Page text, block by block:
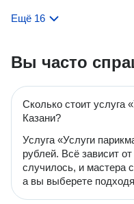
Ещё 16
Вы часто
Сколько стоит услуга
Казани?
Услуга «Услуги
рублей. Всё зависит
случилось, и мастера
а вы выберете